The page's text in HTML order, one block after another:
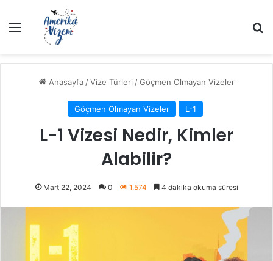
Menü
Anasayfa / Vize Türleri / Göçmen Olmayan Vizeler
Göçmen Olmayan Vizeler L-1
L-1 Vizesi Nedir, Kimler
Alabilir?
Mart 22, 2024 0 1.574 4 dakika okuma süresi